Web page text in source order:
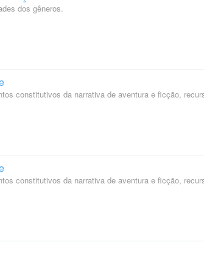
dos gêneros.
constitutivos da narrativa de aventura e ficção,
constitutivos da narrativa de aventura e ficção,